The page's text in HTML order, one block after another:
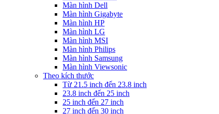
Màn hình Dell
Màn hình Gigabyte
Màn hình HP
Màn hình LG
Màn hình MSI
Màn hình Philips
Màn hình Samsung
Màn hình Viewsonic
Theo kích thước
Từ 21.5 inch đến 23.8 inch
23.8 inch đến 25 inch
25 inch đến 27 inch
27 inch đến 30 inch